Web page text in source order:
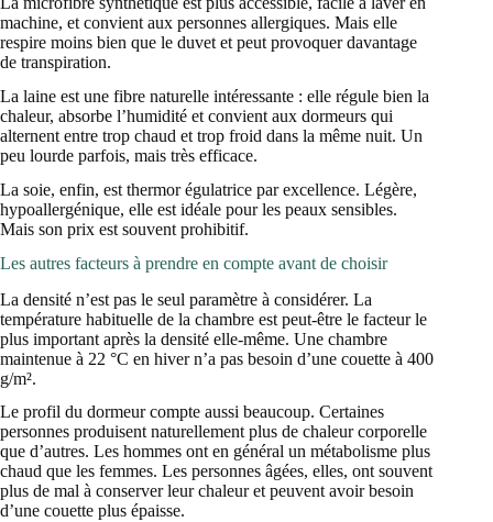
machine, et convient aux personnes allergiques. Mais elle
respire moins bien que le duvet et peut provoquer davantage
de transpiration.
La laine est une fibre naturelle intéressante : elle régule bien la
chaleur, absorbe l’humidité et convient aux dormeurs qui
alternent entre trop chaud et trop froid dans la même nuit. Un
peu lourde parfois, mais très efficace.
La soie, enfin, est thermor égulatrice par excellence. Légère,
hypoallergénique, elle est idéale pour les peaux sensibles.
Mais son prix est souvent prohibitif.
Les autres facteurs à prendre en compte avant de choisir
La densité n’est pas le seul paramètre à considérer. La
température habituelle de la chambre est peut-être le facteur le
plus important après la densité elle-même. Une chambre
maintenue à 22 °C en hiver n’a pas besoin d’une couette à 400
g/m².
Le profil du dormeur compte aussi beaucoup. Certaines
personnes produisent naturellement plus de chaleur corporelle
que d’autres. Les hommes ont en général un métabolisme plus
chaud que les femmes. Les personnes âgées, elles, ont souvent
plus de mal à conserver leur chaleur et peuvent avoir besoin
d’une couette plus épaisse.